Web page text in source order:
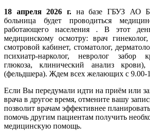
18 апреля 2026 г. на базе ГБУЗ АО
больница будет проводиться
работающего населения . В этот
медицинскому осмотру: врач
смотровой кабинет, стоматолог,
психиатр-нарколог, невролог забор
глюкоза, клинический анализ крови),
(фельдшера). Ждем всех желающих с 9.00-
Если Вы передумали идти на приём или
врача в другое время, отмените вашу
позволит врачам эффективнее
помочь другим пациентам получить
медицинскую помощь.